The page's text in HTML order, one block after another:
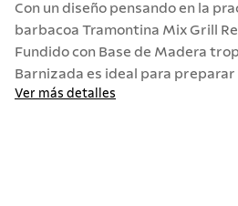
Con un diseño pensando en la
barbacoa Tramontina Mix Grill
Fundido con Base de Madera
Barnizada es ideal para preparar
Ver más detalles